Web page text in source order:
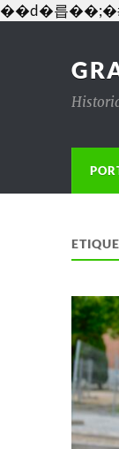
��d�릅��